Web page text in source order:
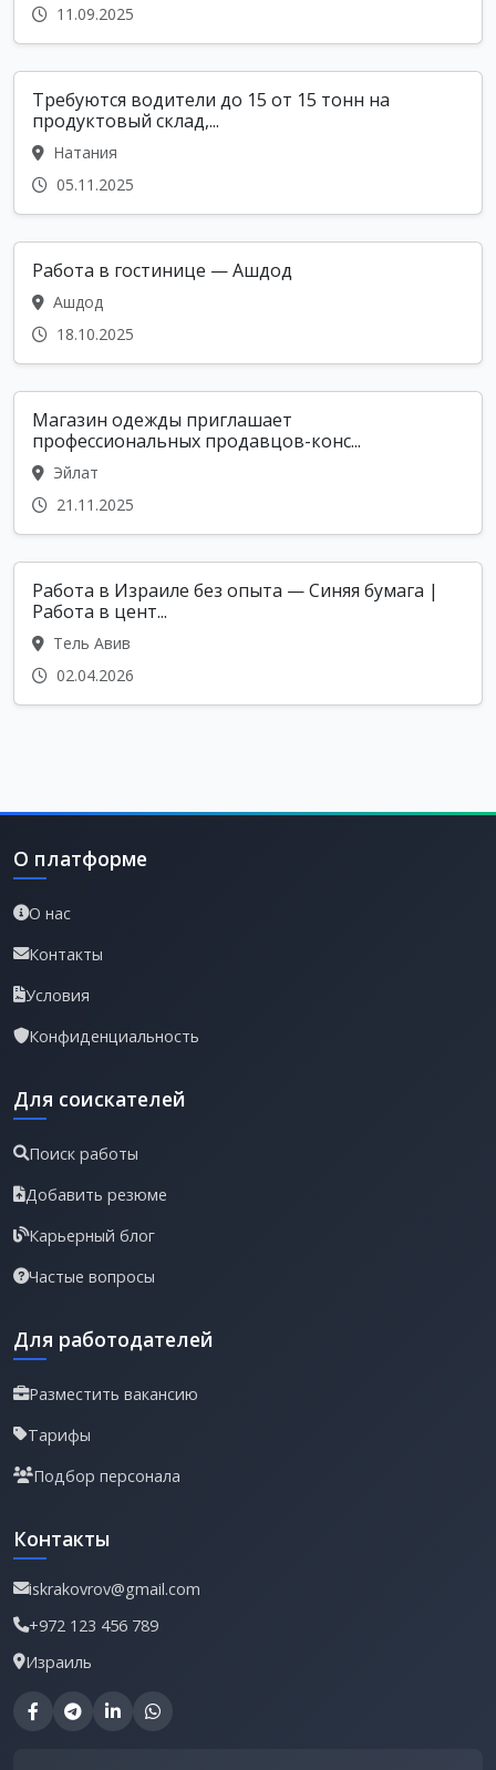
11.09.2025
Требуются водители до 15 от 15 тонн на
продуктовый склад,...
Натания
05.11.2025
Работа в гостинице — Ашдод
Ашдод
18.10.2025
Магазин одежды приглашает
профессиональных продавцов-конс...
Эйлат
21.11.2025
Работа в Израиле без опыта — Синяя бумага |
Работа в цент...
Тель Авив
02.04.2026
О платформе
О нас
Контакты
Условия
Конфиденциальность
Для соискателей
Поиск работы
Добавить резюме
Карьерный блог
Частые вопросы
Для работодателей
Разместить вакансию
Тарифы
Подбор персонала
Контакты
iskrakovrov@gmail.com
+972 123 456 789
Израиль